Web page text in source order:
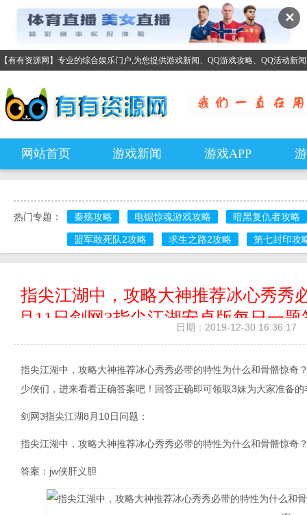
✕
【有有资源网】专业的综合娱乐门户,为您提供游戏新闻、QQ游戏攻略、QQ活动新
网站首页 游戏新闻 游戏APP
热门专题： 秦殇攻略 电锯惊魂游戏攻略 暗黑复仇者攻略
盟军敢死队2攻略 求生之路2攻略 第七封印攻
指尖江湖中，攻略大神推荐冰心秀秀
月11日剑网3指尖江湖安卓版每日一
心秀秀必带的特性
日期：2019-12-30 16:36:17
指尖江湖中，攻略大神推荐冰心秀秀必带的特性为什么和骨骼惊奇
少侠们，进来看看正确答案吧！回答正确即可领取3妹为大家准备
剑网3指尖江湖8月10日问题：
指尖江湖中，攻略大神推荐冰心秀秀必带的特性为什么和骨骼惊奇
答案：jw侠肝义胆